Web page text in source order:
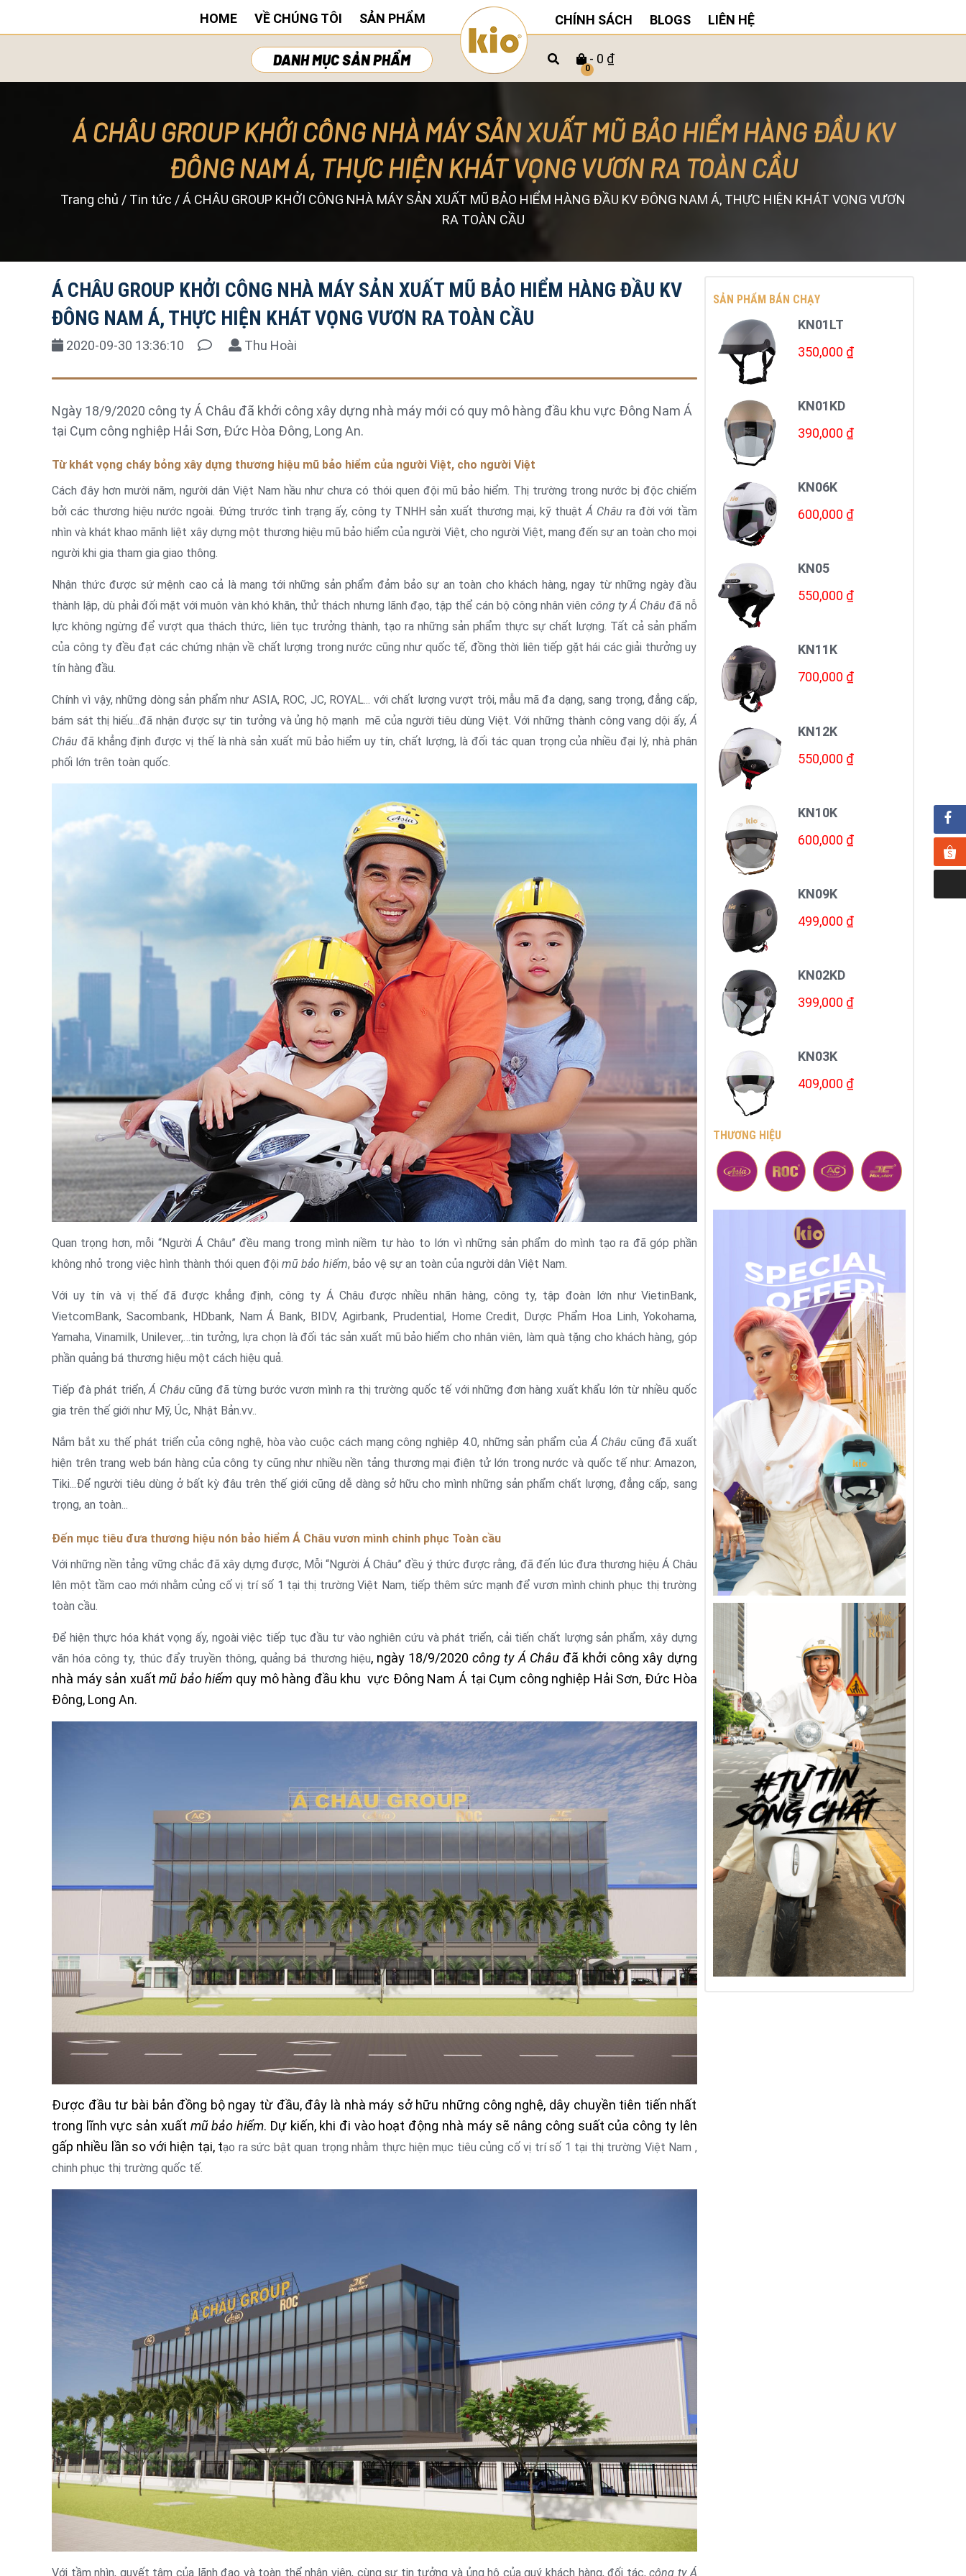
HOME VỀ CHÚNG TÔI SẢN PHẨM
DANH MỤC SẢN PHẨM
CHÍNH SÁCH BLOGS LIÊN HỆ
0
- 0 ₫
Á CHÂU GROUP KHỞI CÔNG NHÀ MÁY SẢN XUẤT MŨ BẢO HIỂM HÀNG ĐẦU KV
ĐÔNG NAM Á, THỰC HIỆN KHÁT VỌNG VƯƠN RA TOÀN CẦU
Trang chủ / Tin tức /Á CHÂU GROUP KHỞI CÔNG NHÀ MÁY SẢN XUẤT MŨ BẢO HIỂM HÀNG ĐẦU KV ĐÔNG NAM Á, THỰC HIỆN KHÁT VỌNG VƯƠN
RA TOÀN CẦU
Á CHÂU GROUP KHỞI CÔNG NHÀ MÁY SẢN XUẤT MŨ BẢO HIỂM HÀNG ĐẦU KV
ĐÔNG NAM Á, THỰC HIỆN KHÁT VỌNG VƯƠN RA TOÀN CẦU
2020-09-30 13:36:10 Thu Hoài
Ngày 18/9/2020 công ty Á Châu đã khởi công xây dựng nhà máy mới có quy mô hàng đầu khu vực Đông Nam Á
tại Cụm công nghiệp Hải Sơn, Đức Hòa Đông, Long An.
Từ khát vọng cháy bỏng xây dựng thương hiệu mũ bảo hiểm của người Việt, cho người Việt
Cách đây hơn mười năm, người dân Việt Nam hầu như chưa có thói quen đội mũ bảo hiểm. Thị trường trong nước bị độc chiếm
bởi các thương hiệu nước ngoài. Đứng trước tình trạng ấy, công ty TNHH sản xuất thương mại, kỹ thuậtÁ Châu ra đời với tầm
nhìn và khát khao mãnh liệt xây dựng một thương hiệu mũ bảo hiểm của người Việt, cho người Việt, mang đến sự an toàn cho mọi
người khi gia tham gia giao thông.
Nhận thức được sứ mệnh cao cả là mang tới những sản phẩm đảm bảo sự an toàn cho khách hàng, ngay từ những ngày đầu
thành lập, dù phải đối mặt với muôn vàn khó khăn, thử thách nhưng lãnh đạo, tập thể cán bộ công nhân viên công ty Á Châu đã nỗ
lực không ngừng để vượt qua thách thức, liên tục trưởng thành, tạo ra những sản phẩm thực sự chất lượng. Tất cả sản phẩm
của công ty đều đạt các chứng nhận về chất lượng trong nước cũng như quốc tế, đồng thời liên tiếp gặt hái các giải thưởng uy
tín hàng đầu.
Chính vì vậy, những dòng sản phẩm như ASIA, ROC, JC, ROYAL... với chất lượng vượt trội, mẫu mã đa dạng, sang trọng, đẳng cấp,
bám sát thị hiếu...đã nhận được sự tin tưởng và ủng hộ mạnh mẽ của người tiêu dùng Việt. Với những thành công vang dội ấy,Á
Châu đã khẳng định được vị thế là nhà sản xuất mũ bảo hiểm uy tín, chất lượng, là đối tác quan trọng của nhiều đại lý, nhà phân
phối lớn trên toàn quốc.
Quan trọng hơn, mỗi “Người Á Châu” đều mang trong mình niềm tự hào to lớn vì những sản phẩm do mình tạo ra đã góp phần
không nhỏ trong việc hình thành thói quen đội mũ bảo hiểm, bảo vệ sự an toàn của người dân Việt Nam.
Với uy tín và vị thế đã được khẳng định, công ty Á Châu được nhiều nhãn hàng, công ty, tập đoàn lớn như VietinBank,
VietcomBank, Sacombank, HDbank, Nam Á Bank, BIDV, Agirbank, Prudential, Home Credit, Dược Phẩm Hoa Linh, Yokohama,
Yamaha, Vinamilk, Unilever,…tin tưởng, lựa chọn là đối tác sản xuất mũ bảo hiểm cho nhân viên, làm quà tặng cho khách hàng, góp
phần quảng bá thương hiệu một cách hiệu quả.
Tiếp đà phát triển,Á Châu cũng đã từng bước vươn mình ra thị trường quốc tế với những đơn hàng xuất khẩu lớn từ nhiều quốc
gia trên thế giới như Mỹ, Úc, Nhật Bản.vv..
Nắm bắt xu thế phát triển của công nghệ, hòa vào cuộc cách mạng công nghiệp 4.0, những sản phẩm của Á Châu cũng đã xuất
hiện trên trang web bán hàng của công ty cũng như nhiều nền tảng thương mại điện tử lớn trong nước và quốc tế như: Amazon,
Tiki...Để người tiêu dùng ở bất kỳ đâu trên thế giới cũng dễ dàng sở hữu cho mình những sản phẩm chất lượng, đẳng cấp, sang
trọng, an toàn...
Đến mục tiêu đưa thương hiệu nón bảo hiểm Á Châu vươn mình chinh phục Toàn cầu
Với những nền tảng vững chắc đã xây dựng được, Mỗi “Người Á Châu” đều ý thức được rằng, đã đến lúc đưa thương hiệu Á Châu
lên một tầm cao mới nhằm củng cố vị trí số 1 tại thị trường Việt Nam, tiếp thêm sức mạnh để vươn mình chinh phục thị trường
toàn cầu.
Để hiện thực hóa khát vọng ấy, ngoài việc tiếp tục đầu tư vào nghiên cứu và phát triển, cải tiến chất lượng sản phẩm, xây dựng
văn hóa công ty, thúc đẩy truyền thông, quảng bá thương hiệu, ngày 18/9/2020công ty Á Châu đã khởi công xây dựng
nhà máy sản xuấtmũ bảo hiểm quy mô hàng đầu khu vực Đông Nam Á tại Cụm công nghiệp Hải Sơn, Đức Hòa
Đông, Long An.
Được đầu tư bài bản đồng bộ ngay từ đầu, đây là nhà máy sở hữu những công nghệ, dây chuyền tiên tiến nhất
trong lĩnh vực sản xuất mũ bảo hiểm. Dự kiến, khi đi vào hoạt động nhà máy sẽ nâng công suất của công ty lên
gấp nhiều lần so với hiện tại, tạo ra sức bật quan trọng nhằm thực hiện mục tiêu củng cố vị trí số 1 tại thị trường Việt Nam ,
chinh phục thị trường quốc tế.
Với tầm nhìn, quyết tâm của lãnh đạo và toàn thể nhân viên, cùng sự tin tưởng và ủng hộ của quý khách hàng, đối tác,công ty Á
SẢN PHẨM BÁN CHẠY
KN01LT
350,000 ₫
KN01KD
390,000 ₫
KN06K
600,000 ₫
KN05
550,000 ₫
KN11K
700,000 ₫
KN12K
550,000 ₫
KN10K
600,000 ₫
KN09K
499,000 ₫
KN02KD
399,000 ₫
KN03K
409,000 ₫
THƯƠNG HIỆU